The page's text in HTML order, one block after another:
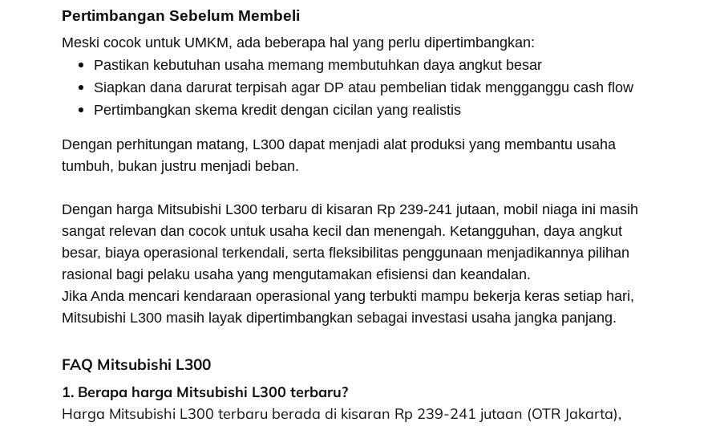
Pertimbangan Sebelum Membeli
Meski cocok untuk UMKM, ada beberapa hal yang perlu dipertimbangkan:
Pastikan kebutuhan usaha memang membutuhkan daya angkut besar
Siapkan dana darurat terpisah agar DP atau pembelian tidak mengganggu cash flow
Pertimbangkan skema kredit dengan cicilan yang realistis
Dengan perhitungan matang, L300 dapat menjadi alat produksi yang membantu usaha
tumbuh, bukan justru menjadi beban.
Dengan harga Mitsubishi L300 terbaru di kisaran Rp 239-241 jutaan, mobil niaga ini masih
sangat relevan dan cocok untuk usaha kecil dan menengah. Ketangguhan, daya angkut
besar, biaya operasional terkendali, serta fleksibilitas penggunaan menjadikannya pilihan
rasional bagi pelaku usaha yang mengutamakan efisiensi dan keandalan.
Jika Anda mencari kendaraan operasional yang terbukti mampu bekerja keras setiap hari,
Mitsubishi L300 masih layak dipertimbangkan sebagai investasi usaha jangka panjang.
FAQ Mitsubishi L300
1. Berapa harga Mitsubishi L300 terbaru?
Harga Mitsubishi L300 terbaru berada di kisaran Rp 239-241 jutaan (OTR Jakarta),